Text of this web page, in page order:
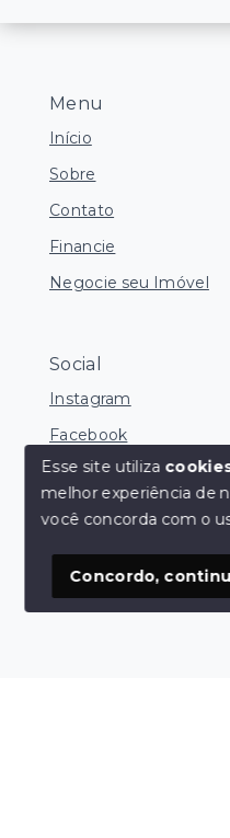
Olá!
Menu
Início
Sobre
Contato
Financie
Negocie seu Imóvel
Social
Instagram
Facebook
© Copyright 2026 - FNS
SITE PARA IMOBILIARIA
Esse site utiliza
melhor experiência de
você concorda com o
Concordo,